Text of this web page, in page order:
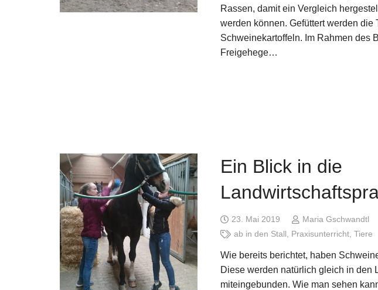
Rassen, damit ein Vergleich
werden können. Gefüttert werden die
Schweinekartoffeln. Im Rahmen des
Freigehege…
Ein Blick in die
23. Mai 2019
Maria Gschwandtl
ab in den Stall
Praxisunterricht ,Tiere
Wie bereits berichtet, haben
Diese werden natürlich gleich in den
miteingebunden. Wie man sehen